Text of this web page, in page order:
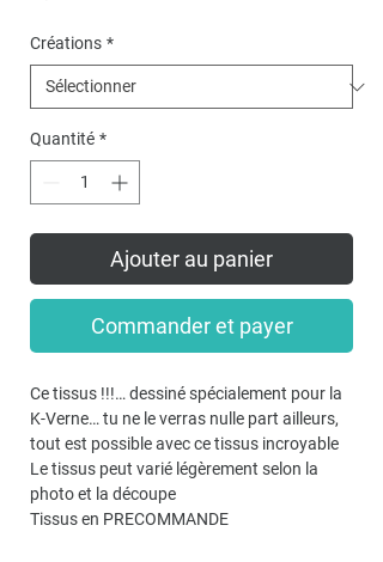
Créations *
Quantité *
Ajouter au panier
Commander et payer
Ce tissus !!!… dessiné spécialement pour la
K-Verne… tu ne le verras nulle part ailleurs,
tout est possible avec ce tissus incroyable
Le tissus peut varié légèrement selon la
photo et la découpe
Tissus en PRECOMMANDE